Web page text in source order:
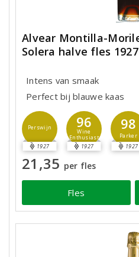
Alvear Montilla-
Solera halve fles 1927
Intens van smaak
Perfect bij blauwe kaas
Perswijn
1927
96
Wine
Enthusiast
1927
98
Parker
1927
21,35 per fles
Fles